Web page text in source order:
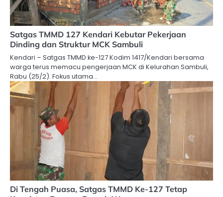
Satgas TMMD 127 Kendari Kebutar Pekerjaan
Dinding dan Struktur MCK Sambuli
Kendari – Satgas TMMD ke-127 Kodim 1417/Kendari bersama
warga terus memacu pengerjaan MCK di Kelurahan Sambuli,
Rabu (25/2). Fokus utama…
Di Tengah Puasa, Satgas TMMD Ke-127 Tetap